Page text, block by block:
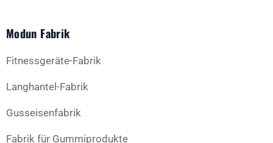
Modun Fabrik
Fitnessgeräte-Fabrik
Langhantel-Fabrik
Gusseisenfabrik
Fabrik für Gummiprodukte